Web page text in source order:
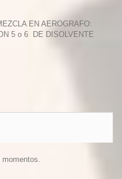
EN AEROGRAFO:
5 o 6 DE DISOLVENTE